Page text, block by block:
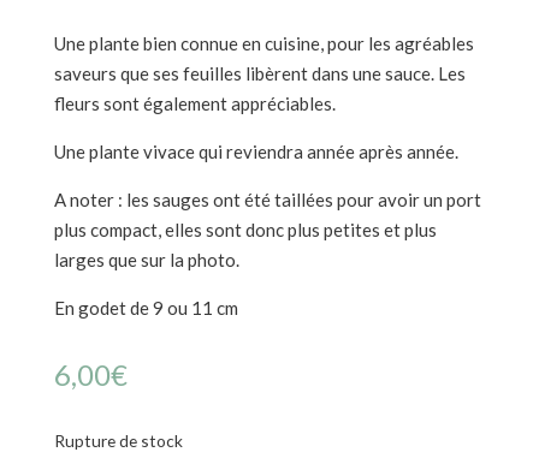
Une plante bien connue en cuisine, pour les agréables
saveurs que ses feuilles libèrent dans une sauce. Les
fleurs sont également appréciables.
Une plante vivace qui reviendra année après année.
A noter : les sauges ont été taillées pour avoir un port
plus compact, elles sont donc plus petites et plus
larges que sur la photo.
En godet de 9 ou 11 cm
6,00€
Rupture de stock